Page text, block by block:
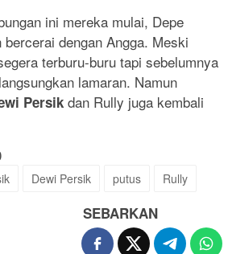
ini mereka mulai, Depe
dengan Angga. Meski
terburu-buru tapi sebelumnya
lamaran. Namun
Persik dan Rully juga kembali
Dewi Persik putus Rully
SEBARKAN